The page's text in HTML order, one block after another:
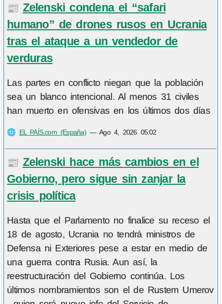
📰 Zelenski condena el “safari
humano” de drones rusos en Ucrania
tras el ataque a un vendedor de
verduras
Las partes en conflicto niegan que la población
sea un blanco intencional. Al menos 31 civiles
han muerto en ofensivas en los últimos dos días
🌐 EL PAÍS.com (España)—Ago 4, 2026 05:02
📰 Zelenski hace más cambios en el
Gobierno, pero sigue sin zanjar la
crisis política
Hasta que el Parlamento no finalice su receso el
18 de agosto, Ucrania no tendrá ministros de
Defensa ni Exteriores pese a estar en medio de
una guerra contra Rusia. Aun así, la
reestructuración del Gobierno continúa. Los
últimos nombramientos son el de Rustem Umerov